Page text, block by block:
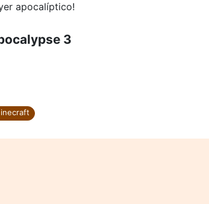
apocalíptico!
3